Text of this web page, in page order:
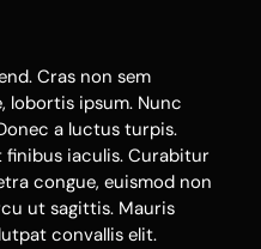
Cras non sem
lobortis ipsum. Nunc
a luctus turpis.
finibus iaculis. Curabitur
congue, euismod non
ut sagittis. Mauris
convallis elit.